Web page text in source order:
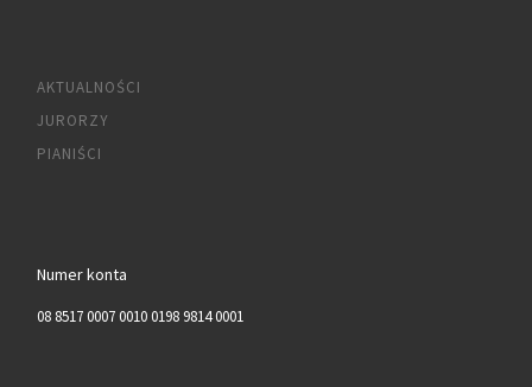
AKTUALNOŚCI
JURORZY
PIANIŚCI
Numer konta
08 8517 0007 0010 0198 9814 0001